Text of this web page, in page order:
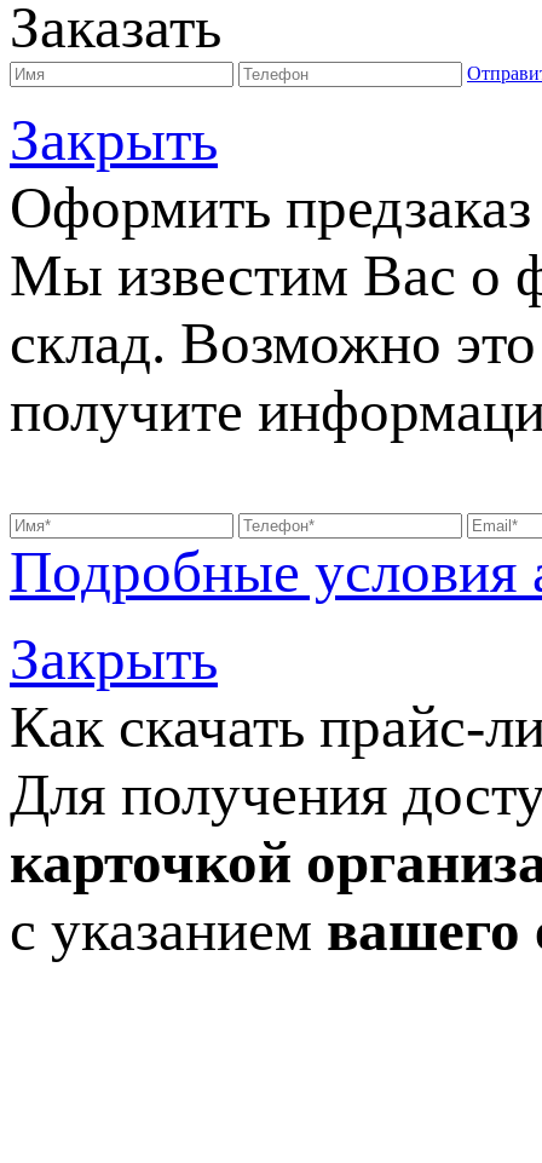
Заказать
Закрыть
Оформить предзаказ
Мы известим Вас о
склад. Возможно
получите
Подробные условия
Закрыть
Как скачать прайс-
Для получения
карточкой
с указанием вашего